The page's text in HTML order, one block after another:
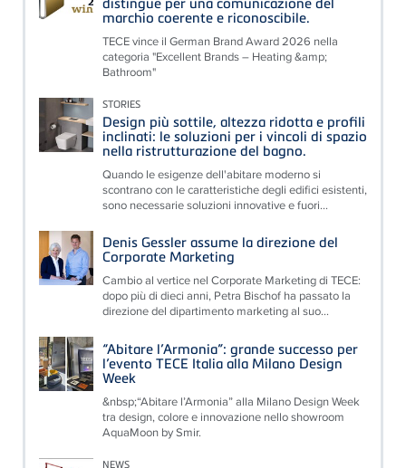
marchio coerente e riconoscibile.
TECE vince il German Brand Award 2026 nella
categoria "Excellent Brands – Heating &amp;
Bathroom"
STORIES
Design più sottile, altezza ridotta e profili
inclinati: le soluzioni per i vincoli di spazio
nella ristrutturazione del bagno.
Quando le esigenze dell'abitare moderno si
scontrano con le caratteristiche degli edifici esistenti,
sono necessarie soluzioni innovative e fuori...
Denis Gessler assume la direzione del
Corporate Marketing
Cambio al vertice nel Corporate Marketing di TECE:
dopo più di dieci anni, Petra Bischof ha passato la
direzione del dipartimento marketing al suo...
“Abitare l’Armonia”: grande successo per
l’evento TECE Italia alla Milano Design
Week
&nbsp;“Abitare l’Armonia” alla Milano Design Week
tra design, colore e innovazione nello showroom
AquaMoon by Smir.
NEWS